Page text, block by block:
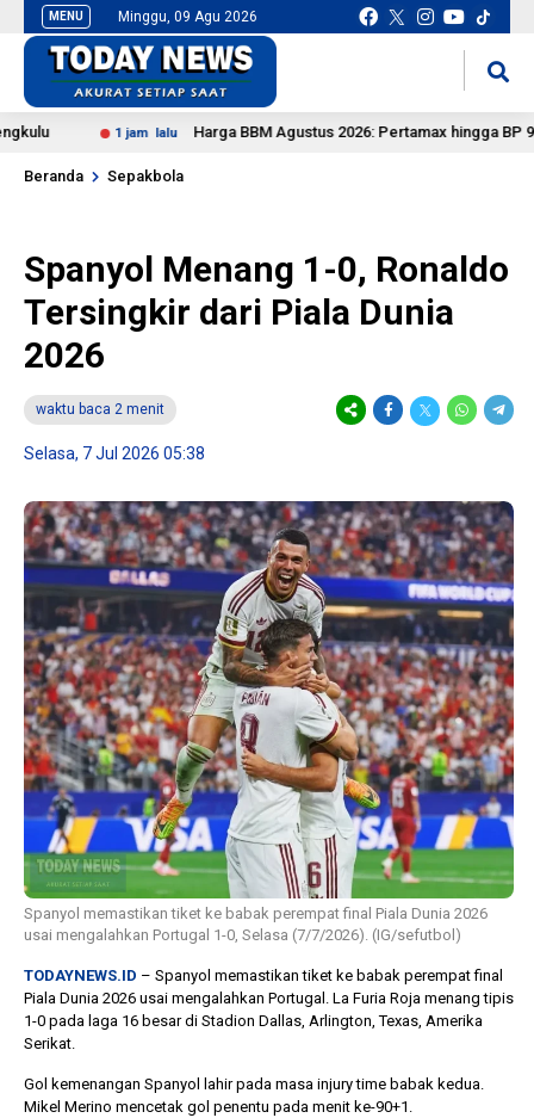
MENU Minggu, 09 Agu 2026
1 jam lalu Harga BBM Agustus 2026: Pertamax hingga BP 92
Beranda Sepakbola
Spanyol Menang 1-0, Ronaldo
Tersingkir dari Piala Dunia
2026
waktu baca 2 menit
Selasa, 7 Jul 2026 05:38
Spanyol memastikan tiket ke babak perempat final Piala Dunia 2026
usai mengalahkan Portugal 1-0, Selasa (7/7/2026). (IG/sefutbol)
TODAYNEWS.ID – Spanyol memastikan tiket ke babak perempat final
Piala Dunia 2026 usai mengalahkan Portugal. La Furia Roja menang tipis
1-0 pada laga 16 besar di Stadion Dallas, Arlington, Texas, Amerika
Serikat.
Gol kemenangan Spanyol lahir pada masa injury time babak kedua.
Mikel Merino mencetak gol penentu pada menit ke-90+1.
1 tahun lalu
Banyak Gugatan di
Pilkada 2024, Legislator
Ragukan SDM Bawaslu
10 bulan lalu
KPU
Keputusan
Capres-